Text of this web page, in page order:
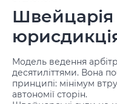
Швейцарія
Модель ведення
десятиліттями. Вона
принципі: мінімум
автономії сторін.